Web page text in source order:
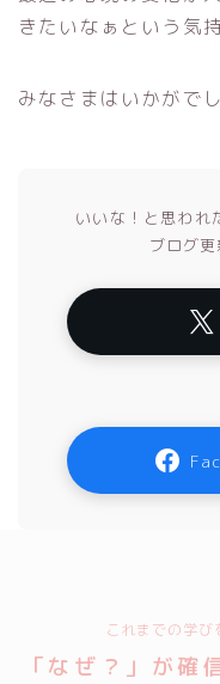
きたいなぁという気
みなさまはいかがで
いいな！と思われ
ブログ
これまでの学び
「なぜ？」が確